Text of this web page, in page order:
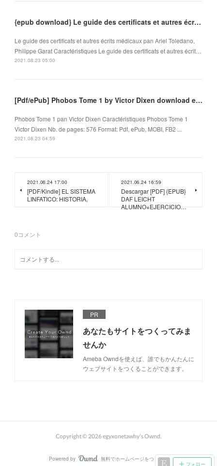
{epub download} Le guide des certificats et autres écrits médicaux
Le guide des certificats et autres écrits médicaux pan Ariel Toledano,
Philippe Garat Caractéristiques Le guide des certificats et autres écrit…
2021.08.23 05:00
[Pdf/ePub] Phobos Tome 1 by Victor Dixen download ebook
Phobos Tome 1 pan Victor Dixen Caractéristiques Phobos Tome 1
Victor Dixen Nb. de pages: 576 Format: Pdf, ePub, MOBI, FB2 ...
2021.08.23 04:59
2021.06.24 17:00
[PDF/Kindle] EL SISTEMA
LINFATICO: HISTORIA,
2021.06.24 16:59
Descargar [PDF] {EPUB}
DAF LEICHT
ALUMNO+EJERCICIO…
0コメント
PR
あなたもサイトをつくってみま
せんか
Ameba Owndを使えば、誰でもかんたんに
ウェブサイトをつくることができます。
フォロー
Copyright © 2026egyxonetawhy's Ownd.
Powered by AmebaOwnd
無料でホームページをつくろう